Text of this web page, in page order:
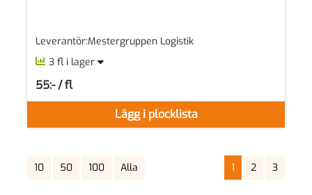
Leverantör:Mestergruppen Logistik
3 fl i lager
Lägg i plocklista
55:- / fl
SEK per FL
10 50 100 Alla 1 2 3